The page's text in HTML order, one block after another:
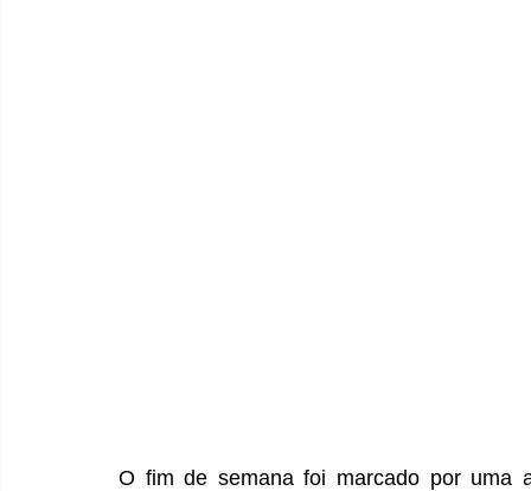
O fim de semana foi marcado por uma